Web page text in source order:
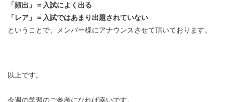
「頻出」＝入試によく出る
「レア」＝入試ではあまり出題されていない
ということで、メンバー様にアナウンスさせて頂いております。
以上です。